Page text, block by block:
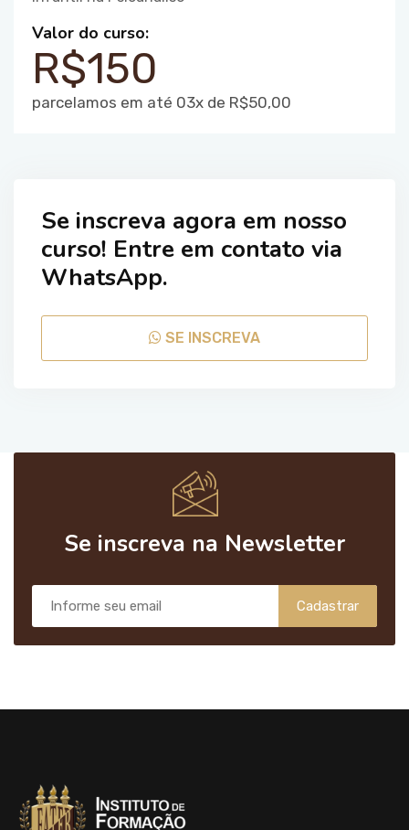
Valor do curso:
R$150
parcelamos em até 03x de R$50,00
Se inscreva agora em nosso
curso! Entre em contato via
WhatsApp.
SE INSCREVA
Se inscreva na Newsletter
Cadastrar